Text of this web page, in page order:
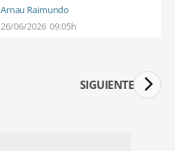
Arnau Raimundo
26/06/2026 09:05h
SIGUIENTE